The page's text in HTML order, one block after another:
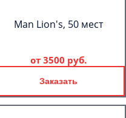
Man Lion's, 50 мест
от 3500 руб.
Заказать